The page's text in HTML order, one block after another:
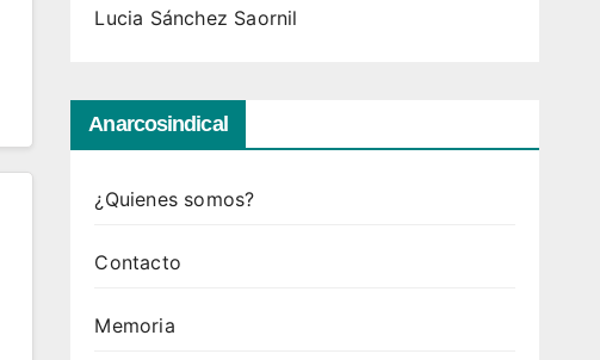
Lucia Sánchez Saornil
Anarcosindical
¿Quienes somos?
Contacto
Memoria